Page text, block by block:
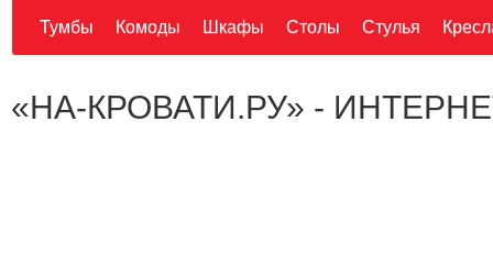
Тумбы Комоды Шкафы Столы Стулья
«НА-КРОВАТИ.РУ» -